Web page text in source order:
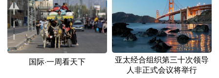
国际·一周看天下
亚太经合组织第三十次领导
人非正式会议将举行